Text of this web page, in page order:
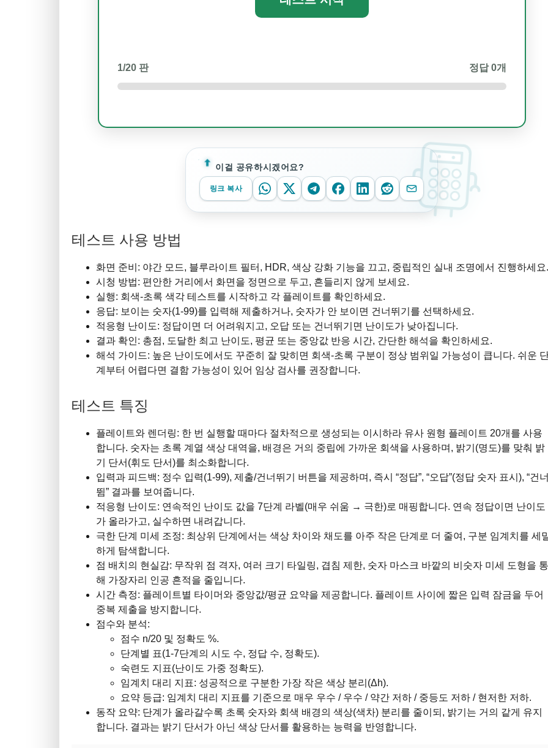
1/20 판 정답0개
이걸 공유하시겠어요?
링크 복사
테스트 사용 방법
화면 준비: 야간 모드, 블루라이트 필터, HDR, 색상 강화 기능을 끄고, 중립적인 실내 조명에서 진행하세요.
시청 방법: 편안한 거리에서 화면을 정면으로 두고, 흔들리지 않게 보세요.
실행: 회색-초록 색각 테스트를 시작하고 각 플레이트를 확인하세요.
응답: 보이는 숫자(1-99)를 입력해 제출하거나, 숫자가 안 보이면 건너뛰기를 선택하세요.
적응형 난이도: 정답이면 더 어려워지고, 오답 또는 건너뛰기면 난이도가 낮아집니다.
결과 확인: 총점, 도달한 최고 난이도, 평균 또는 중앙값 반응 시간, 간단한 해석을 확인하세요.
해석 가이드: 높은 난이도에서도 꾸준히 잘 맞히면 회색-초록 구분이 정상 범위일 가능성이 큽니다. 쉬운
계부터 어렵다면 결함 가능성이 있어 임상 검사를 권장합니다.
테스트 특징
플레이트와 렌더링: 한 번 실행할 때마다 절차적으로 생성되는 이시하라 유사 원형 플레이트 20개를 사용
합니다. 숫자는 초록 계열 색상 대역을, 배경은 거의 중립에 가까운 회색을 사용하며, 밝기(명도)를 맞춰 밝
기 단서(휘도 단서)를 최소화합니다.
입력과 피드백: 정수 입력(1-99), 제출/건너뛰기 버튼을 제공하며, 즉시 “정답”, “오답”(정답 숫자 표시), “건
뜀” 결과를 보여줍니다.
적응형 난이도: 연속적인 난이도 값을 7단계 라벨(매우 쉬움 → 극한)로 매핑합니다. 연속 정답이면 난이도
가 올라가고, 실수하면 내려갑니다.
극한 단계 미세 조정: 최상위 단계에서는 색상 차이와 채도를 아주 작은 단계로 더 줄여, 구분 임계치를 세
하게 탐색합니다.
점 배치의 현실감: 무작위 점 격자, 여러 크기 타일링, 겹침 제한, 숫자 마스크 바깥의 비숫자 미세 도형을 통
해 가장자리 인공 흔적을 줄입니다.
시간 측정: 플레이트별 타이머와 중앙값/평균 요약을 제공합니다. 플레이트 사이에 짧은 입력 잠금을 두어
중복 제출을 방지합니다.
점수와 분석:
점수 n/20 및 정확도 %.
단계별 표(1-7단계의 시도 수, 정답 수, 정확도).
숙련도 지표(난이도 가중 정확도).
임계치 대리 지표: 성공적으로 구분한 가장 작은 색상 분리(Δh).
요약 등급: 임계치 대리 지표를 기준으로 매우 우수 / 우수 / 약간 저하 / 중등도 저하 / 현저한 저하.
동작 요약: 단계가 올라갈수록 초록 숫자와 회색 배경의 색상(색차) 분리를 줄이되, 밝기는 거의 같게 유지
합니다. 결과는 밝기 단서가 아닌 색상 단서를 활용하는 능력을 반영합니다.